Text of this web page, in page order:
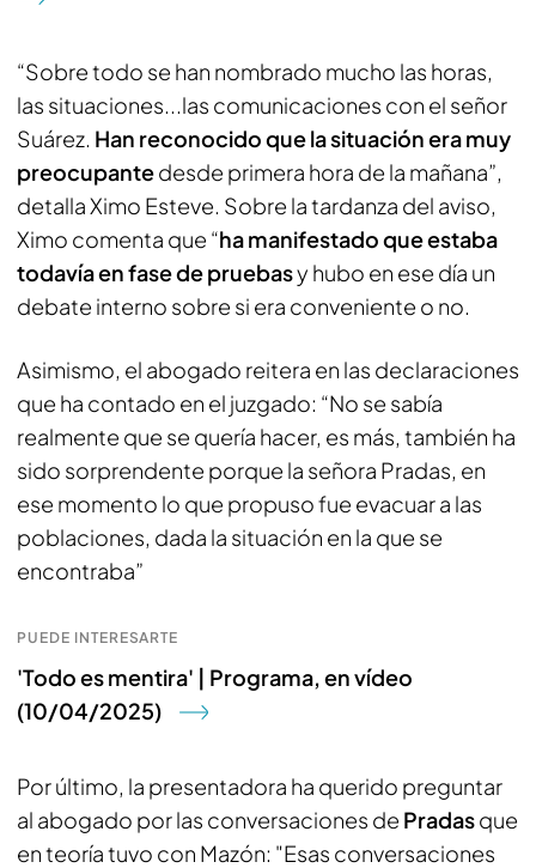
“Sobre todo se han nombrado mucho las horas,
las situaciones...las comunicaciones con el señor
Suárez. Han reconocido que la situación era muy
preocupantedesde primera hora de la mañana”,
detalla Ximo Esteve. Sobre la tardanza del aviso,
Ximo comenta que “ha manifestado que estaba
todavía en fase de pruebasy hubo en ese día un
debate interno sobre si era conveniente o no.
Asimismo, el abogado reitera en las declaraciones
que ha contado en el juzgado: “No se sabía
realmente que se quería hacer, es más, también ha
sido sorprendente porque la señora Pradas, en
ese momento lo que propuso fue evacuar a las
poblaciones, dada la situación en la que se
encontraba”
PUEDE INTERESARTE
'Todo es mentira' | Programa, en vídeo
(10/04/2025)
Por último, la presentadora ha querido preguntar
al abogado por las conversaciones de Pradasque
en teoría tuvo con Mazón: "Esas conversaciones